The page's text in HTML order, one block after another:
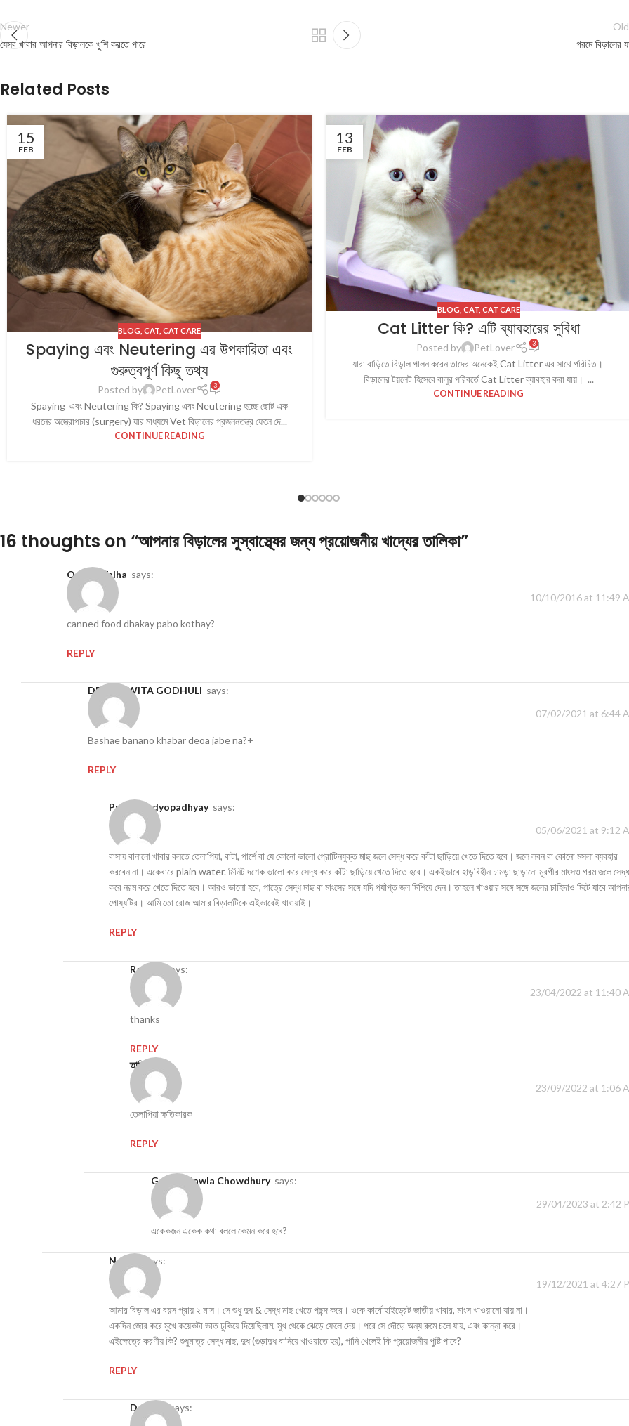
Newer
যেসব খাবার আপনার বিড়ালকে খুশি করতে পারে গরমে বিড়ালের
Related Posts
15
FEB
BLOG ,CAT ,CAT CARE
Spaying এবং Neutering এর উপকারিতা এবং
গুরুত্বপূর্ণ কিছু তথ্য
Posted by PetLover 3
Spaying এবং Neutering কি? Spaying এবং Neutering হচ্ছে ছোট এক
ধরনের অস্ত্রোপচার (surgery) যার মাধ্যমে Vet বিড়ালের প্রজননতন্ত্র ফেলে দে...
CONTINUE READING
13
FEB
BLOG CAT, CAT CARE
Cat Litter কি? এটি ব্যাবহারের সুবিধা
Posted by PetLover 3
যারা বাড়িতে বিড়াল পালন করেন তাদের অনেকেই Cat Litter এর সাথে পরিচিত।
বিড়ালের টয়লেট হিসেবে বালুর পরিবর্তে Cat Litter ব্যাবহার করা যায়। ...
CONTINUE READING
16 thoughts on “আপনার বিড়ালের সুস্বাস্থ্যের জন্য প্রয়োজনীয় খাদ্যের তালিকা”
Osama Talha says:
10/10/2016 at 11:49
canned food dhakay pabo kothay?
REPLY
DEEPANWITA GODHULI says:
07/02/2021 at 6:44
Bashae banano khabar deoa jabe na?+
REPLY
Priya Bandyopadhyay says:
05/06/2021 at 9:12
বাসায় বানানো খাবার বলতে তেলাপিয়া, বাটা, পার্শে বা যে কোনো ভালো প্রোটিনযুক্ত মাছ জলে সেদ্ধ করে কাঁটা ছাড়িয়ে খেতে দিতে হবে। জলে লবন বা কোনো মসলা ব্যবহার
করবেন না। একেবারে plain water. মিনিট দশেক ভালো করে সেদ্ধ করে কাঁটা ছাড়িয়ে খেতে দিতে হবে। একইভাবে হাড়বিহীন চামড়া ছাড়ানো মুরগীর মাংসও গরম জলে সেদ্ধ
করে নরম করে খেতে দিতে হবে। আরও ভালো হবে, পাত্রে সেদ্ধ মাছ বা মাংসের সঙ্গে যদি পর্যাপ্ত জল মিশিয়ে দেন। তাহলে খাওয়ার সঙ্গে সঙ্গে জলের চাহিদাও মিটে যাবে
পোষ্যটির। আমি তো রোজ আমার বিড়ালটিকে এইভাবেই খাওয়াই।
REPLY
Raihan
says:
23/04/2022 at 11:40
thanks
REPLY
তামিম
says:
23/09/2022 at 1:06
তেলাপিয়া ক্ষতিকারক
REPLY
Golam Mawla Chowdhury says:
29/04/2023 at 2:42
একেকজন একেক কথা বললে কেমন করে হবে?
Nazifa
says:
19/12/2021 at 4:27
আমার বিড়াল এর বয়স প্রায় ২ মাস। সে শুধু দুধ & সেদ্ধ মাছ খেতে পছন্দ করে। ওকে কার্বোহাইড্রেট জাতীয় খাবার, মাংস খাওয়ানো যায় না।
একদিন জোর করে মুখে কয়েকটা ভাত ঢুকিয়ে দিয়েছিলাম, মুখ থেকে ঝেড়ে ফেলে দেয়। পরে সে দৌড়ে অন্য রুমে চলে যায়, এবং কান্না করে।
এইক্ষেত্রে করণীয় কি? শুধুমাত্র সেদ্ধ মাছ, দুধ (গুড়াদুধ বানিয়ে খাওয়াতে হয়), পানি খেলেই কি প্রয়োজনীয় পুষ্টি পাবে?
REPLY
Debjani
says: